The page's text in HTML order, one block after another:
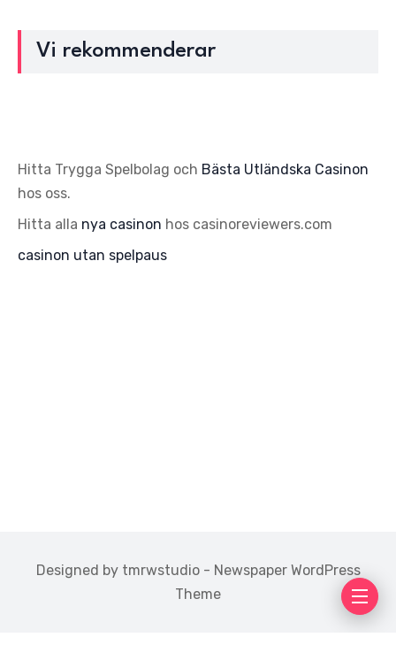
Vi rekommenderar
Hitta Trygga Spelbolag och Bästa Utländska Casinon
hos oss.
Hitta alla nya casinon hos casinoreviewers.com
casinon utan spelpaus
Designed by tmrwstudio - Newspaper WordPress
Theme